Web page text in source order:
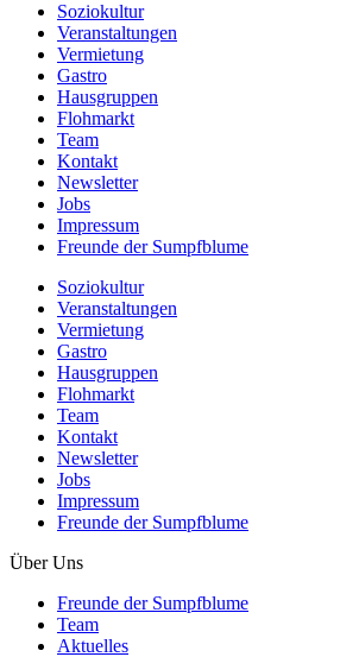
Soziokultur
Veranstaltungen
Vermietung
Gastro
Hausgruppen
Flohmarkt
Team
Kontakt
Newsletter
Jobs
Impressum
Freunde der Sumpfblume
Soziokultur
Veranstaltungen
Vermietung
Gastro
Hausgruppen
Flohmarkt
Team
Kontakt
Newsletter
Jobs
Impressum
Freunde der Sumpfblume
Über Uns
Freunde der Sumpfblume
Team
Aktuelles